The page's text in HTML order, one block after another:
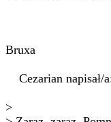
Bruxa
Cezarian napisał/
>